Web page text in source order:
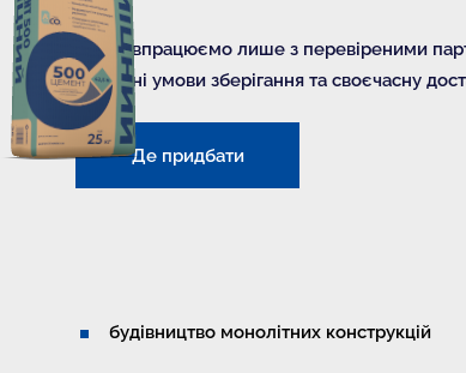
Ми співпрацюємо лише з перевіреними
належні умови зберігання та своєчасну
Де придбати
будівництво монолітних конструкцій